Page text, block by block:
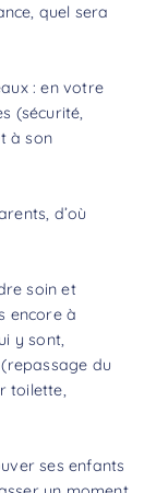
quel sera
: en votre
(sécurité,
à son
d’où
soin et
encore à
y sont,
du
toilette,
ses enfants